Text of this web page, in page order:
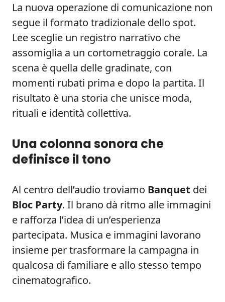
La nuova operazione di comunicazione non
segue il formato tradizionale dello spot.
Lee sceglie un registro narrativo che
assomiglia a un cortometraggio corale. La
scena è quella delle gradinate, con
momenti rubati prima e dopo la partita. Il
risultato è una storia che unisce moda,
rituali e identità collettiva.
Una colonna sonora che
definisce il tono
Al centro dell’audio troviamo Banquet dei
Bloc Party. Il brano dà ritmo alle immagini
e rafforza l’idea di un’esperienza
partecipata. Musica e immagini lavorano
insieme per trasformare la campagna in
qualcosa di familiare e allo stesso tempo
cinematografico.